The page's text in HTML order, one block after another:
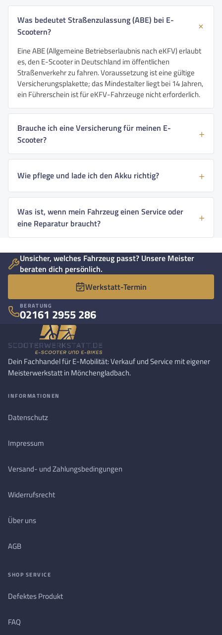
Was bedeutet Straßenzulassung (ABE) bei E-
Scootern?
Eine ABE (Allgemeine Betriebserlaubnis nach eKFV) erlaubt
es, den E-Scooter in Deutschland im öffentlichen
Straßenverkehr zu fahren. Voraussetzung ist eine gültige
Versicherungsplakette; das Mindestalter liegt bei 14 Jahren,
ein Führerschein ist für eKFV-Fahrzeuge nicht erforderlich.
Brauche ich eine Versicherung für meinen E-
Scooter?
Wie pflege und lade ich den Akku richtig?
Was ist, wenn mein Fahrzeug einen Service oder
eine Reparatur braucht?
Unsicher, welches Fahrzeug passt? Unsere Meister
beraten dich persönlich.
Werkstatt-Termin
BERATUNG
02161 2955 286
Dein Fachhandel für E-Mobilität: Verkauf und Service mit eigener
Meisterwerkstatt in Mönchengladbach.
INFORMATIONEN
Datenschutz
Impressum
Versand- und Zahlungsbedingungen
Widerrufsrecht
Über uns
AGB
SHOP SERVICE
Defektes Produkt
FAQ